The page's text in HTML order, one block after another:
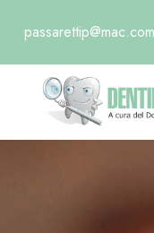
passarettip@mac.com